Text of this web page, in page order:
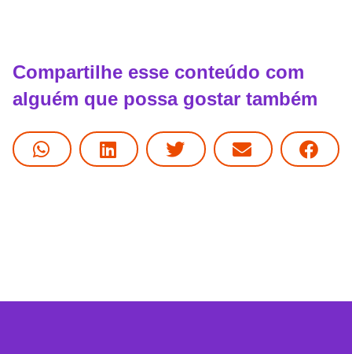
Compartilhe esse conteúdo com
alguém que possa gostar também